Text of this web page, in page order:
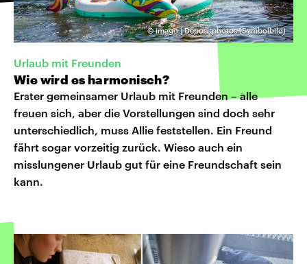
©imago | Depositphotos (Symbolbild)
Urlaub mit Freunden
Wie wird es harmonisch?
Erster gemeinsamer Urlaub mit Freunden – alle
freuen sich, aber die Vorstellungen sind doch sehr
unterschiedlich, muss Allie feststellen. Ein Freund
fährt sogar vorzeitig zurück. Wieso auch ein
misslungener Urlaub gut für eine Freundschaft sein
kann.